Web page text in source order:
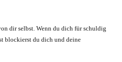
dir selbst. Wenn du dich für schuldig
blockierst du dich und deine